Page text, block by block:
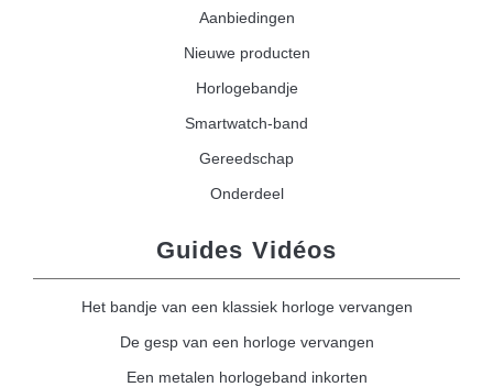
Aanbiedingen
Nieuwe producten
Horlogebandje
Smartwatch-band
Gereedschap
Onderdeel
Guides Vidéos
Het bandje van een klassiek horloge vervangen
De gesp van een horloge vervangen
Een metalen horlogeband inkorten